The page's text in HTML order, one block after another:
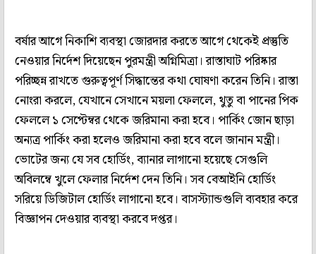
বর্ষার আগে নিকাশি ব্যবস্থা জোরদার করতে আগে থেকেই প্রস্তুতি
নেওয়ার নির্দেশ দিয়েছেন পুরমন্ত্রী অগ্নিমিত্রা। রাস্তাঘাট পরিষ্কার
পরিচ্ছন্ন রাখতে গুরুত্বপূর্ণ সিদ্ধান্তের কথা ঘোষণা করেন তিনি। রাস্তা
নোংরা করলে, যেখানে সেখানে ময়লা ফেললে, থুতু বা পানের পিক
ফেললে ১ সেপ্টেম্বর থেকে জরিমানা করা হবে। পার্কিং জোন ছাড়া
অন্যত্র পার্কিং করা হলেও জরিমানা করা হবে বলে জানান মন্ত্রী।
ভোটের জন্য যে সব হোর্ডিং, ব্যানার লাগানো হয়েছে সেগুলি
অবিলম্বে খুলে ফেলার নির্দেশ দেন তিনি। সব বেআইনি হোর্ডিং
সরিয়ে ডিজিটাল হোর্ডিং লাগানো হবে। বাসস্ট্যান্ডগুলি ব্যবহার করে
বিজ্ঞাপন দেওয়ার ব্যবস্থা করবে দপ্তর।